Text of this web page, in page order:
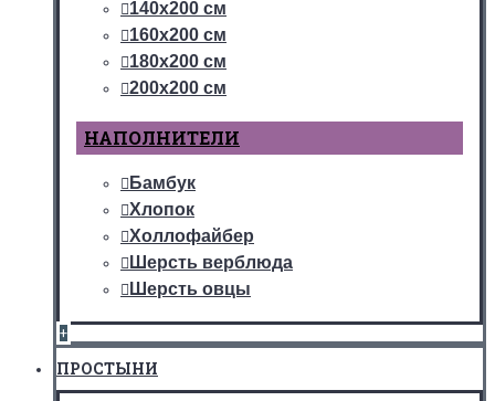
140х200 см
160х200 см
180х200 см
200х200 см
НАПОЛНИТЕЛИ
Бамбук
Хлопок
Холлофайбер
Шерсть верблюда
Шерсть овцы
+
ПРОСТЫНИ